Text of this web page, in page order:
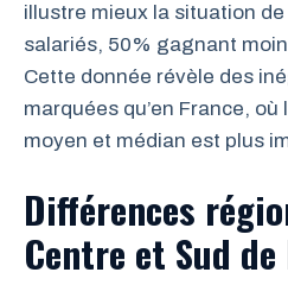
illustre mieux la situation
salariés, 50% gagnant
Cette donnée révèle des
marquées qu’en France, où
moyen et médian est plus
Différences
Centre et Sud